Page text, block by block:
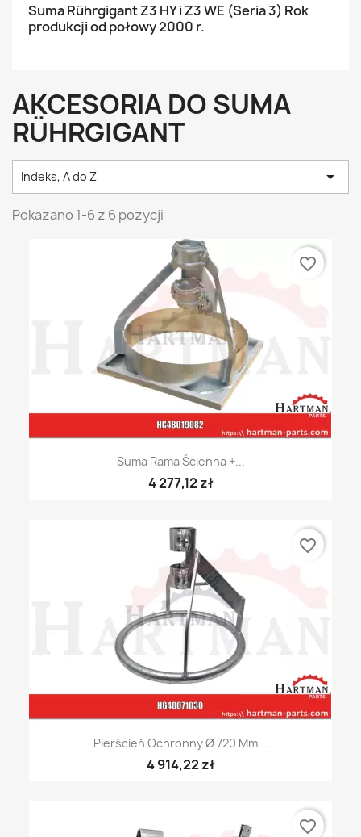
Suma Rührgigant Z3 HY i Z3 WE (Seria 3) Rok
produkcji od połowy 2000 r.
AKCESORIA DO SUMA
RÜHRGIGANT
Indeks, A do Z 
Pokazano 1-6 z 6 pozycji
Suma Rama Ścienna +...
4 277,12 zł
favorite_border
Pierścień Ochronny Ø 720 Mm...
4 914,22 zł
favorite_border
favorite_border